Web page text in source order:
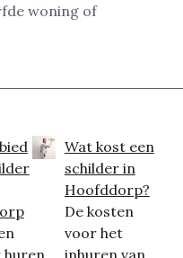
woning of
Wat kost een
schilder in
Hoofddorp?
De kosten
voor het